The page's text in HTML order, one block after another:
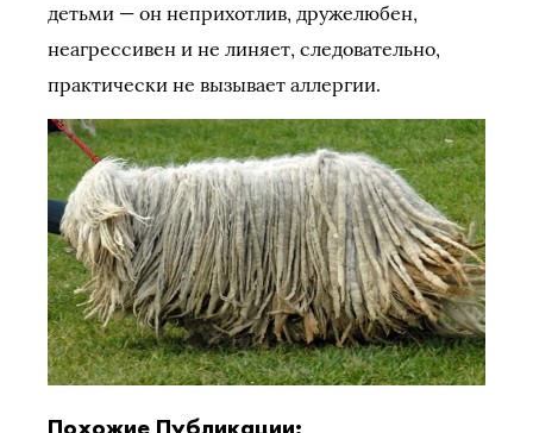
детьми — он неприхотлив, дружелюбен,
неагрессивен и не линяет, следовательно,
практически не вызывает аллергии.